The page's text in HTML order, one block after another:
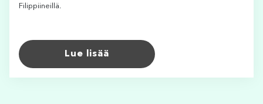
Filippiineillä.
Lue lisää